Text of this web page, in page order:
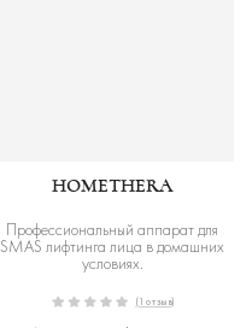
HOMETHERA
Профессиональный аппарат для
SMAS лифтинга лица в домашних
условиях.
(1 отзыв)